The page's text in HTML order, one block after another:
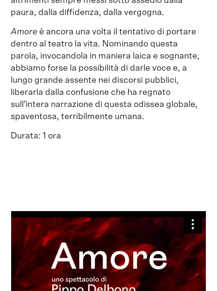
paura, dalla diffidenza, dalla vergogna.
Amore è ancora una volta il tentativo di portare
dentro al teatro la vita. Nominando questa
parola, invocandola in maniera laica e sognante,
abbiamo forse la possibilità di darle voce e, a
lungo grande assente nei discorsi pubblici,
liberarla dalla confusione che ha regnato
sull’intera narrazione di questa odissea globale,
spaventosa, terribilmente umana.
Durata: 1 ora